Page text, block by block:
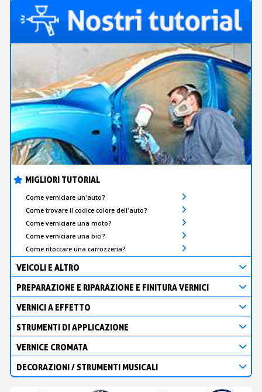
MIGLIORI TUTORIAL
Come verniciare un'auto?
Come trovare il codice colore dell'auto?
Come verniciare una moto?
Come verniciare una bici?
Come ritoccare una carrozzeria?
VEICOLI E ALTRO
PREPARAZIONE E RIPARAZIONE E FINITURA VERNICI
VERNICI A EFFETTO
STRUMENTI DI APPLICAZIONE
VERNICE CROMATA
DECORAZIONI / STRUMENTI MUSICALI